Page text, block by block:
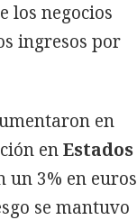
los negocios
ingresos por
en
enEstados
un 3% en euros
se mantuvo